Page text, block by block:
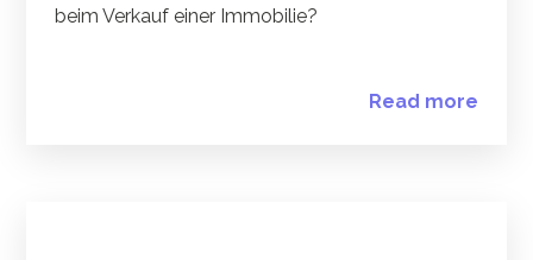
beim Verkauf einer Immobilie?
Read more